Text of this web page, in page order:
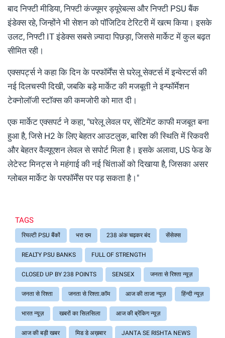
बाद निफ्टी मीडिया, निफ्टी कंज्यूमर ड्यूरेबल्स और निफ्टी PSU बैंक
इंडेक्स रहे, जिन्होंने भी सेशन को पॉजिटिव टेरिटरी में खत्म किया। इसके
उलट, निफ्टी IT इंडेक्स सबसे ज़्यादा पिछड़ा, जिससे मार्केट में कुल बढ़त
सीमित रही।
एक्सपर्ट्स ने कहा कि दिन के परफॉर्मेंस से घरेलू सेक्टर्स में इन्वेस्टर्स की
नई दिलचस्पी दिखी, जबकि बड़े मार्केट की मजबूती ने इन्फॉर्मेशन
टेक्नोलॉजी स्टॉक्स की कमजोरी को मात दी।
एक मार्केट एक्सपर्ट ने कहा, "घरेलू लेवल पर, सेंटिमेंट काफी मजबूत बना
हुआ है, जिसे H2 के लिए बेहतर आउटलुक, बारिश की स्थिति में रिकवरी
और बेहतर वैल्यूएशन लेवल से सपोर्ट मिला है। इसके अलावा, US फेड के
लेटेस्ट मिनट्स ने महंगाई की नई चिंताओं को दिखाया है, जिसका असर
ग्लोबल मार्केट के परफॉर्मेंस पर पड़ सकता है।"
TAGS
रियल्टी PSU बैंकों भरा दम 238 अंक चढ़कर बंद सेंसेक्स
REALTY PSU BANKS FULL OF STRENGTH
CLOSED UP BY 238 POINTS SENSEX जनता से रिश्ता न्यूज़
जनता से रिश्ता जनता से रिश्ता.कॉम आज की ताजा न्यूज़ हिंन्दी न्यूज़
भारत न्यूज़ खबरों का सिलसिला आज की ब्रेंकिग न्यूज़
आज की बड़ी खबर मिड डे अख़बार JANTA SE RISHTA NEWS